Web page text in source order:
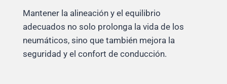
Mantener la alineación y el equilibrio
adecuados no solo prolonga la vida de los
neumáticos, sino que también mejora la
seguridad y el confort de conducción.